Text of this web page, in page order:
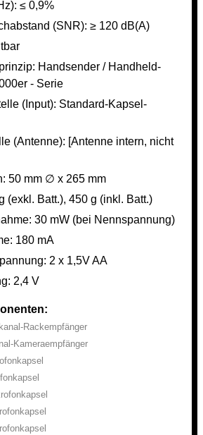
≤ 0,9%
(SNR): ≥ 120 dB(A)
Handsender / Handheld-
- Serie
(Input): Standard-Kapsel-
(Antenne): [Antenne intern, nicht
50 mm ∅ x 265 mm
(exkl. Batt.), 450 g (inkl. Batt.)
30 mW (bei Nennspannung)
180 mA
2 x 1,5V AA
2,4 V
Rackempfänger
Kameraempfänger